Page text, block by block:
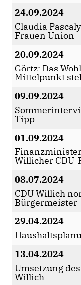
24.09.2024
Claudia
Frauen Union
20.09.2024
Görtz: Das
Mittelpunkt
09.09.2024
Tipp
01.09.2024
Willicher
08.07.2024
CDU Willich
29.04.2024
13.04.2024
Umsetzung
Willich